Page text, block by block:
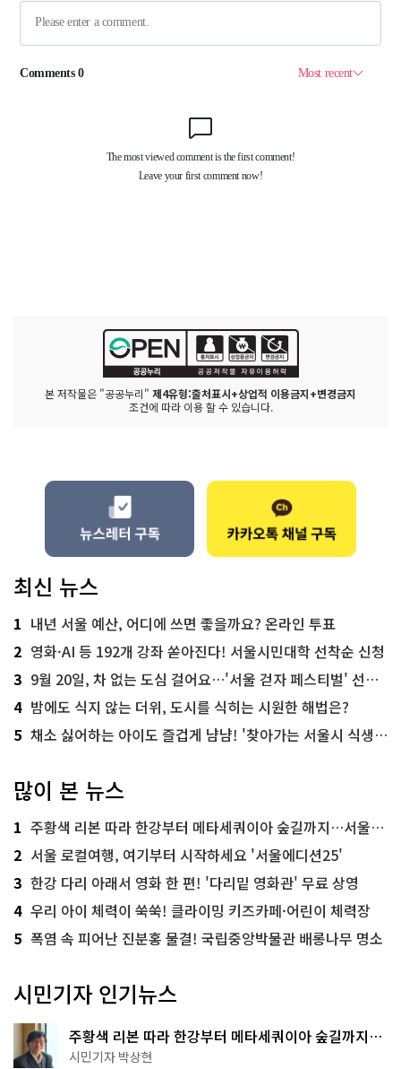
본 저작물은 "공공누리" 제4유형:출처표시+상업적 이용금지+변경금지
조건에 따라 이용 할 수 있습니다.
최신 뉴스
1 내년 서울 예산, 어디에 쓰면 좋을까요? 온라인 투표
2 영화·AI 등 192개 강좌 쏟아진다! 서울시민대학 선착순 신청
3 9월 20일, 차 없는 도심 걸어요…'서울 걷자 페스티벌' 선착순 5천명
4 밤에도 식지 않는 더위, 도시를 식히는 시원한 해법은?
5 채소 싫어하는 아이도 즐겁게 냠냠! '찾아가는 서울시 식생활 교육' 현장
많이 본 뉴스
1 주황색 리본 따라 한강부터 메타세쿼이아 숲길까지…서울둘레길 15코스
2 서울 로컬여행, 여기부터 시작하세요 '서울에디션25'
3 한강 다리 아래서 영화 한 편! '다리밑 영화관' 무료 상영
4 우리 아이 체력이 쑥쑥! 클라이밍 키즈카페·어린이 체력장
5 폭염 속 피어난 진분홍 물결! 국립중앙박물관 배롱나무 명소
시민기자 인기뉴스
주황색 리본 따라 한강부터 메타세쿼이아 숲길까지…
서울둘레길 15코스
시민기자 박상현